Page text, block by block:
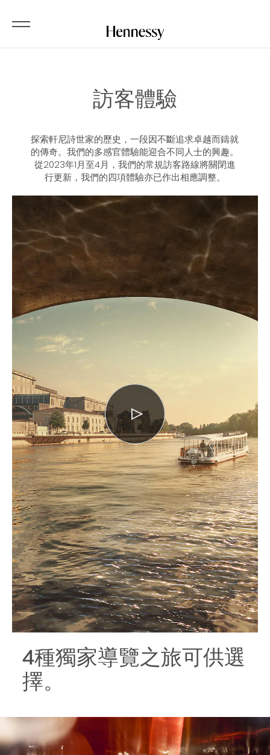
訪客體驗
探索軒尼詩世家的歷史，一段因不斷追求卓越而鑄就
的傳奇。我們的多感官體驗能迎合不同人士的興趣。
從2023年1月至4月，我們的常規訪客路線將關閉進
行更新，我們的四項體驗亦已作出相應調整。
4種獨家導覽之旅可供選
擇。